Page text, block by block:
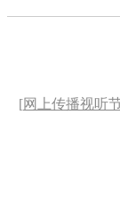
[网上传播视听